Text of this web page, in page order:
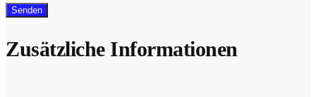
Zusätzliche Informationen